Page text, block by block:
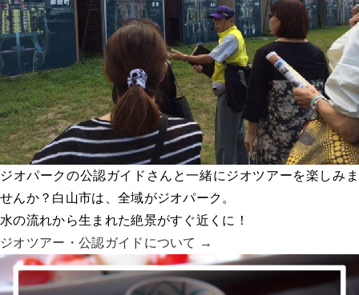
ジオパークの公認ガイドさんと一緒にジオツアーを楽しみま
せんか？白山市は、全域がジオパーク。
水の流れから生まれた絶景がすぐ近くに！
ジオツアー・ 公認ガイドについて →